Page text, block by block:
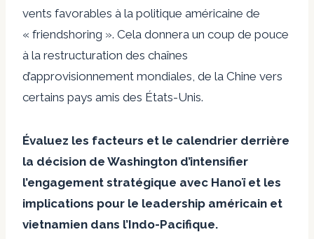
vents favorables à la politique américaine de
« friendshoring ». Cela donnera un coup de pouce
à la restructuration des chaînes
d’approvisionnement mondiales, de la Chine vers
certains pays amis des États-Unis.
Évaluez les facteurs et le calendrier derrière
la décision de Washington d’intensifier
l’engagement stratégique avec Hanoï et les
implications pour le leadership américain et
vietnamien dans l’Indo-Pacifique.